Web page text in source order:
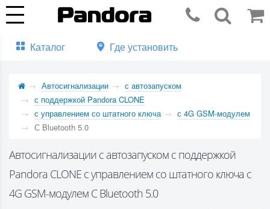
Каталог Где установить
Автосигнализации
с автозапуском
с поддержкой Pandora CLONE
с управлением со штатного ключа
с 4G GSM-модулем
С Bluetooth 5.0
Автосигнализации с автозапуском с поддержкой
Pandora CLONE с управлением со штатного ключа с
4G GSM-модулем С Bluetooth 5.0